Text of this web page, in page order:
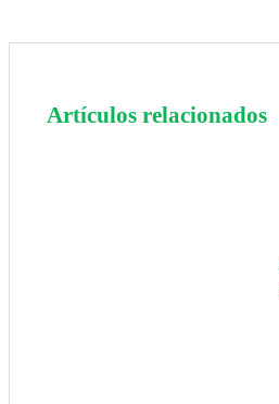
Artículos relacionados